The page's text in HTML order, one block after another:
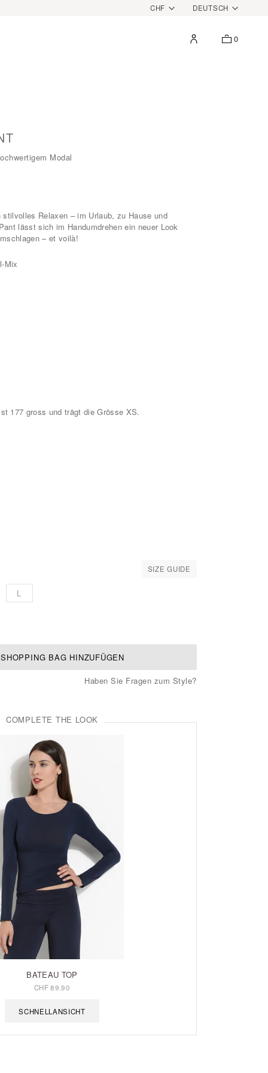
WÄHRUNG
CHF DEUTSCH
Mein
Shopping
0
Modal
Relaxen – im Urlaub, zu Hause und
lässt sich im Handumdrehen ein neuer Look
– et voilà!
Mix
177 gross und trägt die Grösse XS.
SIZE GUIDE
L
BAG HINZUFÜGEN
Haben Sie Fragen zum Style?
COMPLETE THE LOOK
BATEAU TOP
CHF 89.90
SCHNELLANSICHT